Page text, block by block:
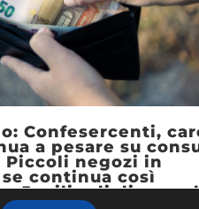
Confesercenti,
a pesare su
Piccoli negozi in
continua così
5 miliardi di euro